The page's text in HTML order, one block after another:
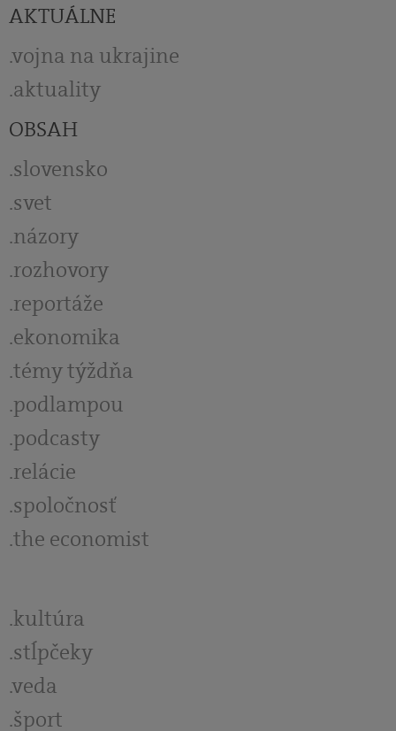
AKTUÁLNE
vojna na ukrajine
aktuality
OBSAH
slovensko
svet
názory
rozhovory
reportáže
ekonomika
témy týždňa
podlampou
podcasty
relácie
spoločnosť
the economist
kultúra
stĺpčeky
veda
šport